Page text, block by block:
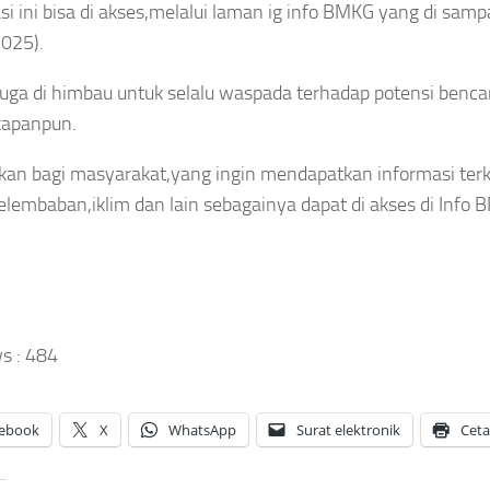
ini bisa di akses,melalui laman ig info BMKG yang di
di himbau untuk selalu waspada terhadap potensi
bagi masyarakat,yang ingin mendapatkan informasi
dan lain sebagainya dapat di akses di Info
: 484
X WhatsApp Surat elektronik
Kian
Baku Air
di Sungai
Anjlok 40
Jelang
HUT ke-81
Pesanan
Batik
8, 2026
OLAHRAGA
Malaysia
Masters
2026, Murid
Herry IP